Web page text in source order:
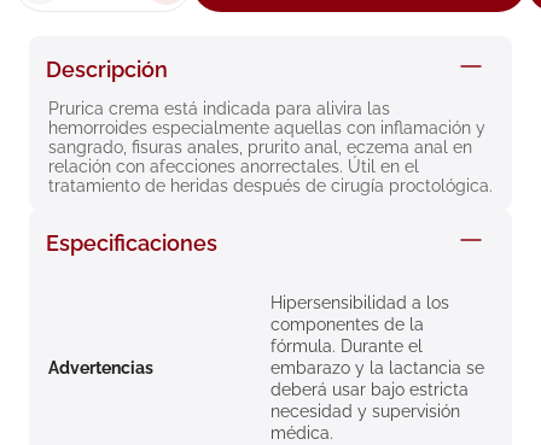
Descripción
Prurica crema está indicada para alivira las
hemorroides especialmente aquellas con inflamación y
sangrado, fisuras anales, prurito anal, eczema anal en
relación con afecciones anorrectales. Útil en el
tratamiento de heridas después de cirugía proctológica.
Especificaciones
Advertencias
Hipersensibilidad a los
componentes de la
fórmula. Durante el
embarazo y la lactancia se
deberá usar bajo estricta
necesidad y supervisión
médica.
5. cerave
6 degraler
7. isdin
8. roche posay
9. megacistin
pañales